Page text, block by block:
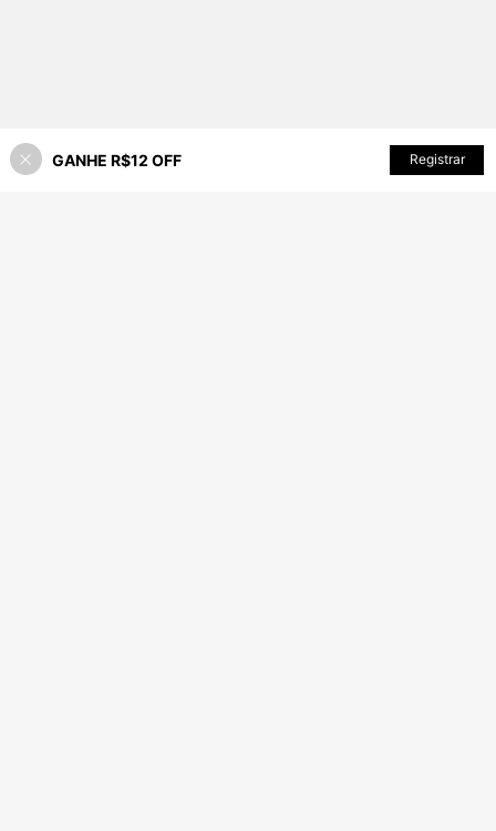
ADICIONAR AO CARRINHO
GANHE R$12 OFF Registrar